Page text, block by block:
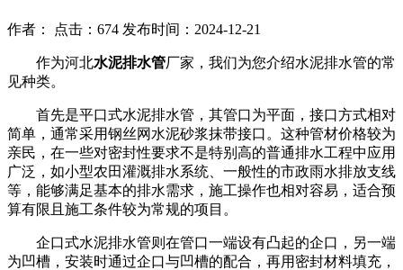
作者： 点击：674 发布时间：2024-12-21
作为河北水泥排水管厂家，我们为您介绍水泥排水管的常
见种类。
首先是平口式水泥排水管，其管口为平面，接口方式相对
简单，通常采用钢丝网水泥砂浆抹带接口。这种管材价格较为
亲民，在一些对密封性要求不是特别高的普通排水工程中应用
广泛，如小型农田灌溉排水系统、一般性的市政雨水排放支线
等，能够满足基本的排水需求，施工操作也相对容易，适合预
算有限且施工条件较为常规的项目。
企口式水泥排水管则在管口一端设有凸起的企口，另一端
为凹槽，安装时通过企口与凹槽的配合，再用密封材料填充，